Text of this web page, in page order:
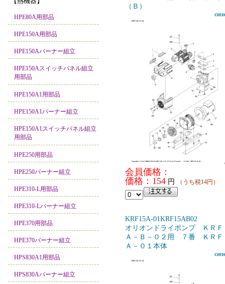
HPE80A用部品
HPE150A用部品
HPE150Aバーナー組立
HPE150Aスイッチパネル組立
用部品
HPE150A1用部品
HPE150A1バーナー組立
HPE150A1スイッチパネル組立
用部品
HPE250用部品
HPE250バーナー組立
HPE310-L用部品
HPE310-Lバーナー組立
HPE370用部品
HPE370バーナー組立
HPS830A1用部品
HPS830Aバーナー組立
（Ｂ）
会員価格：
価格：154 円 （うち税14円）
KRF15A-01KRF15AB02
オリオンドライポンプ ＫＲＦ
Ａ－Ｂ－０２用 ７番 ＫＲＦ
Ａ－０１本体